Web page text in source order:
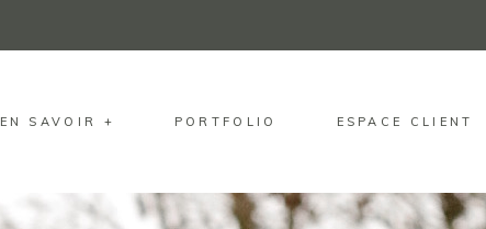
EN SAVOIR + PORTFOLIO ESPACE CLIENT